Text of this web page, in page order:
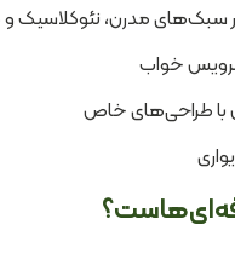
سبک‌های مدرن، نئوکلاسیک
سرویس خواب
طراحی‌های خاص